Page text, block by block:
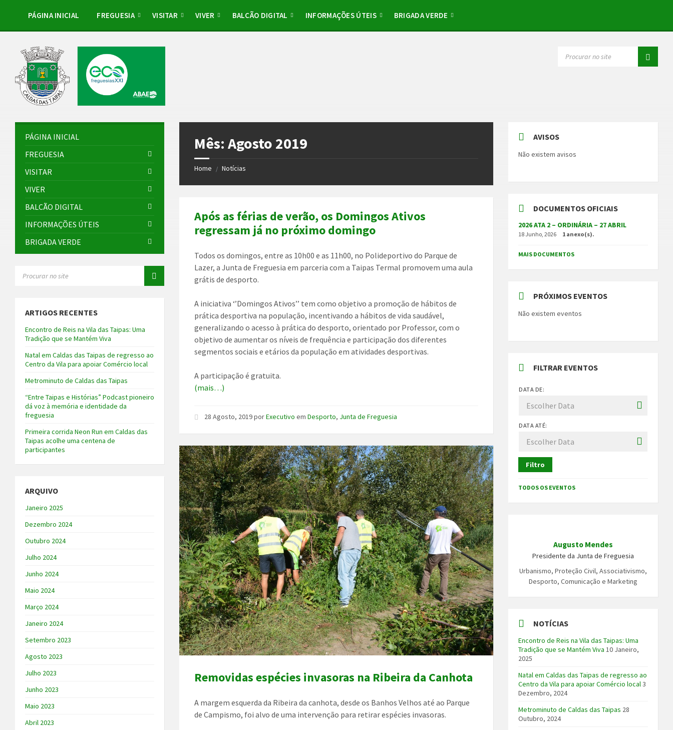
sidebar
sidebar
PÁGINA INICIAL FREGUESIA VISITAR VIVER BALCÃO DIGITAL INFORMAÇÕES ÚTEIS BRIGADA VERDE
Mês:Agosto 2019
Home / Notícias
Após as férias de verão, os Domingos Ativos
regressam já no próximo domingo
Todos os domingos, entre as 10h00 e as 11h00, no Polideportivo do Parque de
Lazer, a Junta de Freguesia em parceria com a Taipas Termal promovem uma aula
grátis de desporto.
A iniciativa ‘’Domingos Ativos’’ tem como objetivo a promoção de hábitos de
prática desportiva na população, incentivando a hábitos de vida saudável,
generalizando o acesso à prática do desporto, orientado por Professor, com o
objetivo de aumentar os níveis de frequência e participação dos diferentes
segmentos sociais e etários da população em atividades desportivas.
A participação é gratuita.
(mais…)
28 Agosto, 2019porExecutivo emDesporto, Junta de Freguesia
Removidas espécies invasoras na Ribeira da Canhota
A margem esquerda da Ribeira da canhota, desde os Banhos Velhos até ao Parque
de Campismo, foi alvo de uma intervenção para retirar espécies invasoras.
PÁGINA INICIAL
FREGUESIA
VISITAR
VIVER
BALCÃO DIGITAL
INFORMAÇÕES ÚTEIS
BRIGADA VERDE
ARTIGOS RECENTES
Encontro de Reis na Vila das Taipas: Uma
Tradição que se Mantém Viva
Natal em Caldas das Taipas de regresso ao
Centro da Vila para apoiar Comércio local
Metrominuto de Caldas das Taipas
“Entre Taipas e Histórias” Podcast pioneiro
dá voz à memória e identidade da
freguesia
Primeira corrida Neon Run em Caldas das
Taipas acolhe uma centena de
participantes
ARQUIVO
Janeiro 2025
Dezembro 2024
Outubro 2024
Julho 2024
Junho 2024
Maio 2024
Março 2024
Janeiro 2024
Setembro 2023
Agosto 2023
Julho 2023
Junho 2023
Maio 2023
Abril 2023
AVISOS
Não existem avisos
DOCUMENTOS OFICIAIS
2026 ATA 2 – ORDINÁRIA – 27 ABRIL
18 Junho, 2026 1 anexo(s).
MAIS DOCUMENTOS
PRÓXIMOS EVENTOS
Não existem eventos
FILTRAR EVENTOS
DATA DE:
DATA ATÉ:
Filtro
TODOS OS EVENTOS
Augusto Mendes
Presidente da Junta de Freguesia
Urbanismo, Proteção Civil, Associativismo,
Desporto, Comunicação e Marketing
NOTÍCIAS
Encontro de Reis na Vila das Taipas: Uma
Tradição que se Mantém Viva 10 Janeiro,
2025
Natal em Caldas das Taipas de regresso ao
Centro da Vila para apoiar Comércio local3
Dezembro, 2024
Metrominuto de Caldas das Taipas 28
Outubro, 2024